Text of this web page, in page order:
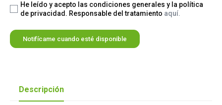
He leído y acepto las condiciones generales y la política
de privacidad. Responsable del tratamiento aquí.
Notifícame cuando esté disponible
Descripción